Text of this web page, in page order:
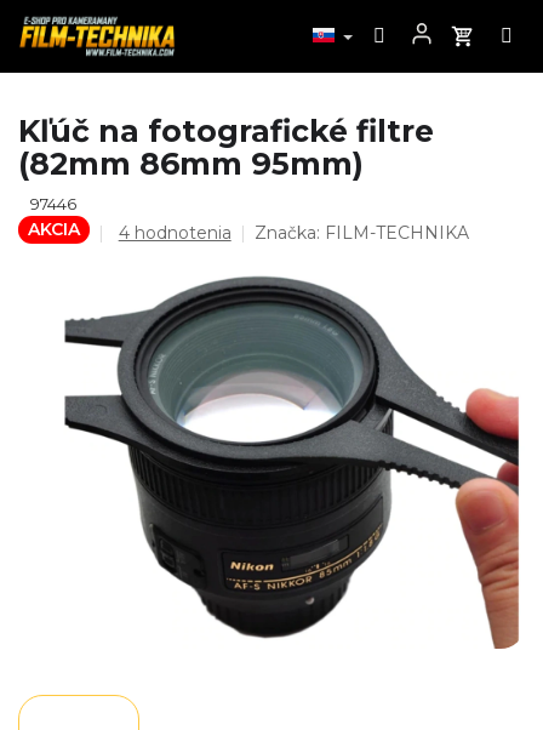
obsah
Kľúč na fotografické filtre
(82mm 86mm 95mm)
97446
AKCIA
Priemerné
4,8
z
5
hviezdičiek.
4 hodnotenia Značka: FILM-TECHNIKA